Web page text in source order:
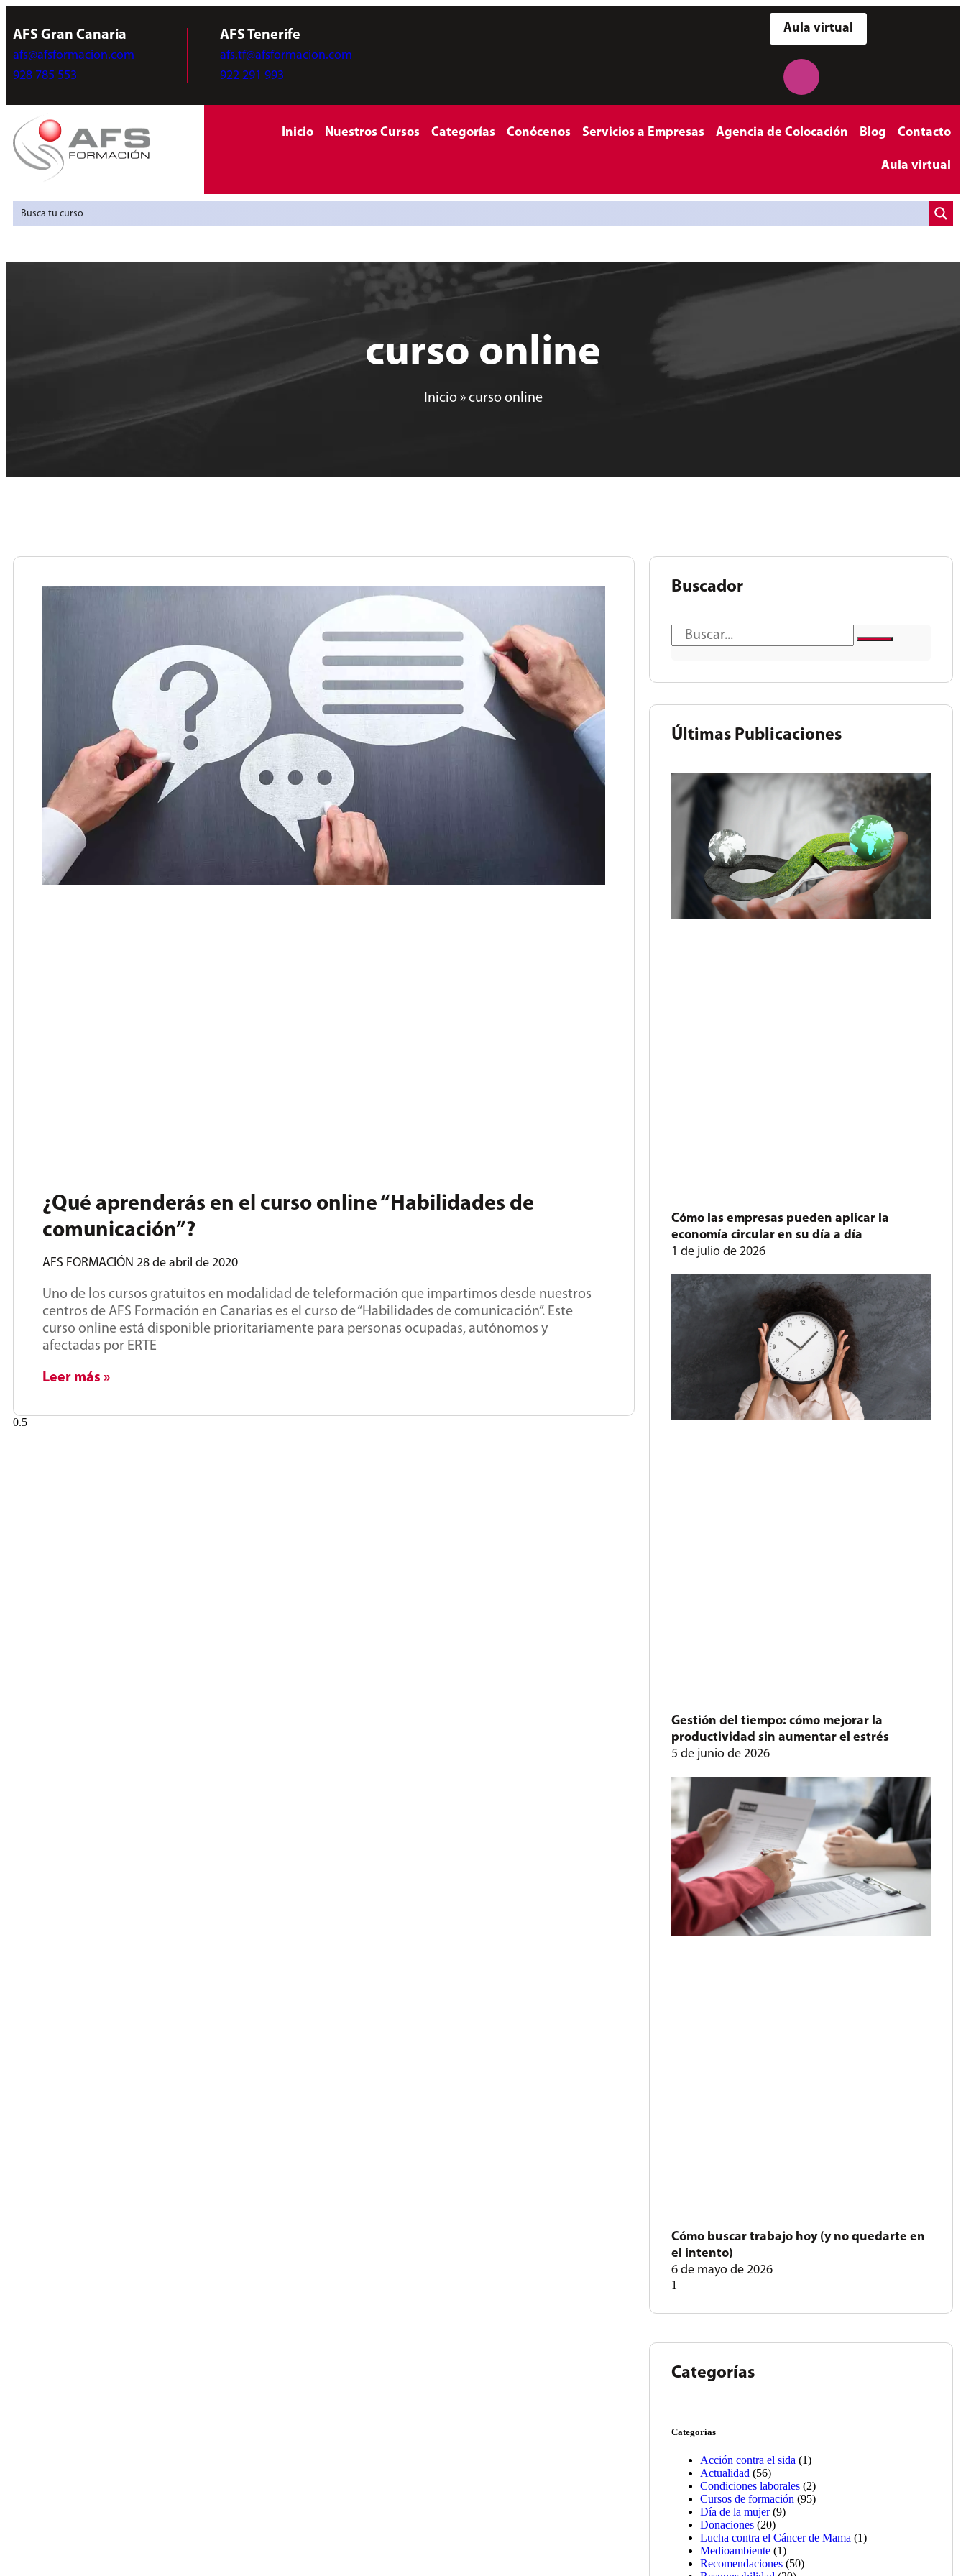
AFS Gran Canaria
afs@afsformacion.com
928 785 553
AFS Tenerife
afs.tf@afsformacion.com
922 291 993
Aula virtual
Inicio Nuestros Cursos Categorías Conócenos Servicios a Empresas Agencia de Colocación Blog Contacto
Aula virtual
curso online
Inicio» curso online
¿Qué aprenderás en el curso online “Habilidades de
comunicación”?
AFS FORMACIÓN 28 de abril de 2020
Uno de los cursos gratuitos en modalidad de teleformación que impartimos desde nuestros
centros de AFS Formación en Canarias es el curso de “Habilidades de comunicación”. Este
curso online está disponible prioritariamente para personas ocupadas, autónomos y
afectadas por ERTE
Leer más »
Buscador
Últimas Publicaciones
Cómo las empresas pueden aplicar la
economía circular en su día a día
1 de julio de 2026
Gestión del tiempo: cómo mejorar la
productividad sin aumentar el estrés
5 de junio de 2026
Cómo buscar trabajo hoy (y no quedarte en
el intento)
6 de mayo de 2026
Categorías
Categorías
Acción contra el sida (1)
Actualidad (56)
Condiciones laborales (2)
Cursos de formación (95)
Día de la mujer(9)
Donaciones (20)
Lucha contra el Cáncer de Mama (1)
Medioambiente (1)
Recomendaciones (50)